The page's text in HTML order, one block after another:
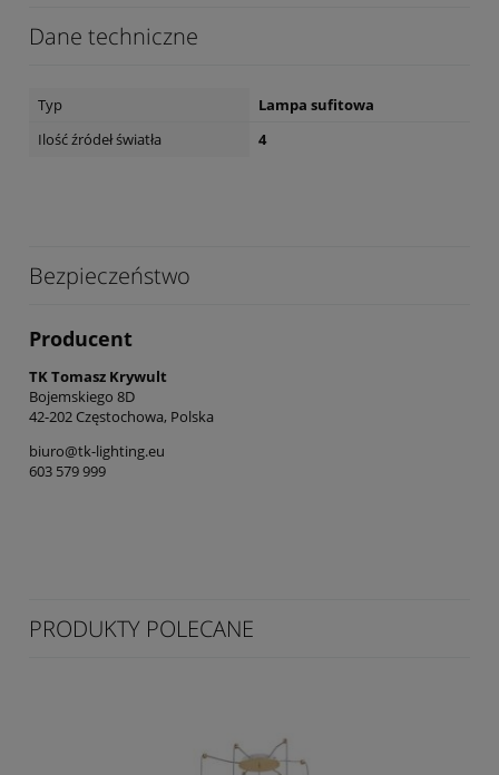
Dane techniczne
Typ
Lampa sufitowa
Ilość źródeł światła
4
Bezpieczeństwo
Producent
TK Tomasz Krywult
Bojemskiego 8D
42-202 Częstochowa, Polska
biuro@tk-lighting.eu
603 579 999
PRODUKTY POLECANE